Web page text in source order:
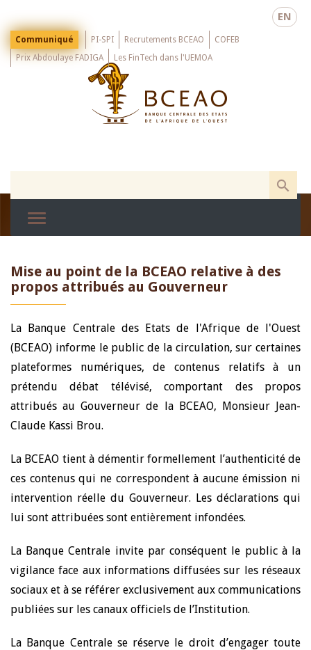
main
EN
Menu
Top
Communiqué PI-SPI Recrutements BCEAO
COFEB
Prix Abdoulaye FADIGA
Les FinTech dans l'UEMOA
Mise au point de la BCEAO relative à des
propos attribués au Gouverneur
La Banque Centrale des Etats de l'Afrique de l'Ouest
(BCEAO) informe le public de la circulation, sur certaines
plateformes numériques, de contenus relatifs à un
prétendu débat télévisé, comportant des propos
attribués au Gouverneur de la BCEAO, Monsieur Jean-
Claude Kassi Brou.
La BCEAO tient à démentir formellement l’authenticité de
ces contenus qui ne correspondent à aucune émission ni
intervention réelle du Gouverneur. Les déclarations qui
lui sont attribuées sont entièrement infondées.
La Banque Centrale invite par conséquent le public à la
vigilance face aux informations diffusées sur les réseaux
sociaux et à se référer exclusivement aux communications
publiées sur les canaux officiels de l’Institution.
La Banque Centrale se réserve le droit d’engager toute